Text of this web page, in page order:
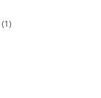
(1)